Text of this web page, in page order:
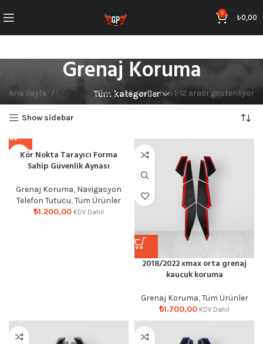
0 ₺0,00
Grenaj Koruma
Tüm kategoriler
Ana Sayfa Grenaj Koruma 52 sonuçtan 1-12 arası gösteriliyor
Show sidebar
Kör Nokta Tarayıcı Forma
Sahip Güvenlik Aynası
Grenaj Koruma, Navigasyon
Telefon Tutucu,Tüm Ürünler
₺1.200,00 KDV Dahil
2018/2022 xmax orta grenaj
kaucuk koruma
Grenaj Koruma,Tüm Ürünler
₺1.700,00 KDV Dahil